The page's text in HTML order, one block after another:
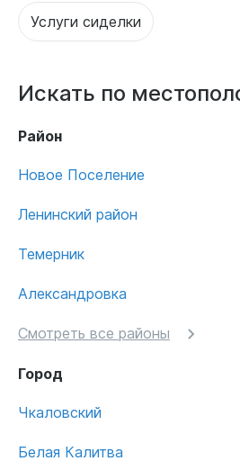
Услуги сиделки
Искать по
Район
Новое Поселение
Ленинский район
Темерник
Александровка
Смотреть все районы
Город
Чкаловский
Белая Калитва